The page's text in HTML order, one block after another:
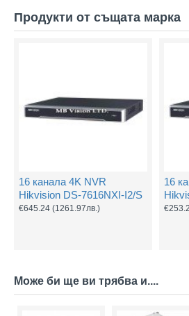
Продукти от същата марка
16 канала 4K NVR
Hikvision DS-7616NXI-I2/S
€645.24 (1261.97лв.)
16
Може би ще ви трябва и....